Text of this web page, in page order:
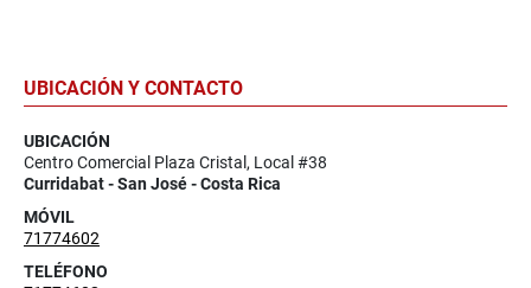
UBICACIÓN Y CONTACTO
UBICACIÓN
Centro Comercial Plaza Cristal, Local #38
Curridabat - San José - Costa Rica
MÓVIL
71774602
TELÉFONO